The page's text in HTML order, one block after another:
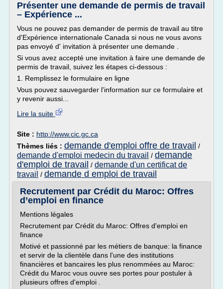
Présenter une demande de permis de travail
– Expérience ...
Vous ne pouvez pas demander de permis de travail au titre
d'Expérience internationale Canada si nous ne vous avons
pas envoyé d' invitation à présenter une demande .
Si vous avez accepté une invitation à faire une demande de
permis de travail, suivez les étapes ci-dessous :
1. Remplissez le formulaire en ligne
Vous pouvez sauvegarder l'information sur ce formulaire et
y revenir aussi...
Lire la suite
Site : http://www.cic.gc.ca
Thèmes liés : demande d'emploi offre de travail /
demande d'emploi medecin du travail / demande
d'emploi de travail / demande d'un certificat de
travail / demande d emploi de travail
Recrutement par Crédit du Maroc: Offres
d’emploi en finance
Mentions légales
Recrutement par Crédit du Maroc: Offres d'emploi en
finance
Motivé et passionné par les métiers de banque: la finance
et servir de la clientèle dans l'une des institutions
financières et bancaires les plus renommées au Maroc:
Crédit du Maroc vous ouvre ses portes pour postuler à
plusieurs offres d'emploi .